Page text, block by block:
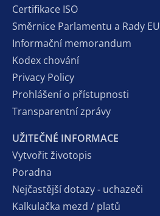
Certifikace ISO
Směrnice Parlamentu a Rady EU
Informační memorandum
Kodex chování
Privacy Policy
Prohlášení o přístupnosti
Transparentní zprávy
UŽITEČNÉ INFORMACE
Vytvořit životopis
Poradna
Nejčastější dotazy - uchazeči
Kalkulačka mezd / platů